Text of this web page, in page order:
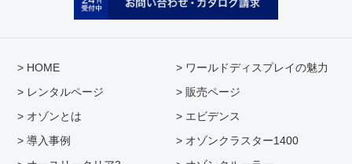
> HOME
> ワールドディスプレイの魅力
> レンタルページ
> 販売ページ
> オゾンとは
> エビデンス
> 導入事例
> オゾンクラスター1400